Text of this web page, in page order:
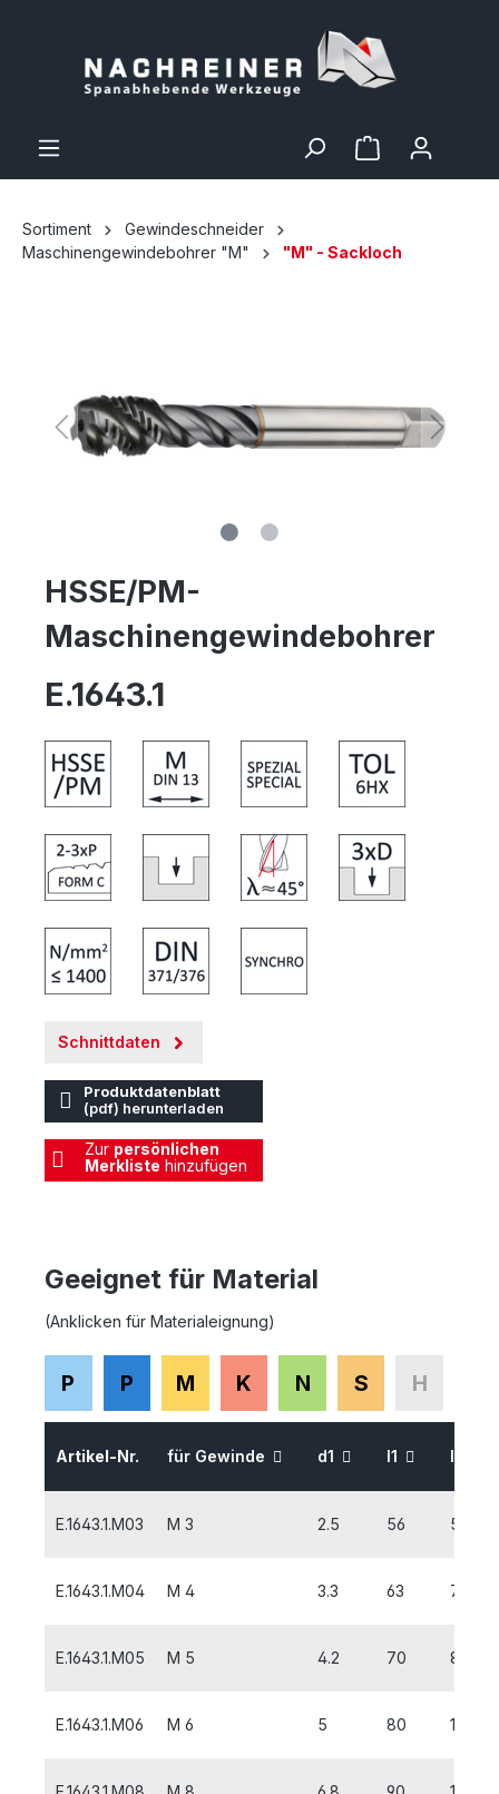
Sortiment
Gewindeschneider
Maschinengewindebohrer "M"
"M" - Sackloch
HSSE/PM-
Maschinengewindebohrer
E.1643.1
Schnittdaten
Produktdatenblatt
(pdf) herunterladen
Zur persönlichen
Merkliste hinzufügen
Geeignet für Material
(Anklicken für Materialeignung)
P P M K N S H
Artikel-Nr. für Gewinde d1 l1 l2
E.1643.1.M03 M 3 2.5 56 5
E.1643.1.M04 M 4 3.3 63 7
E.1643.1.M05 M 5 4.2 70 8
E.1643.1.M06 M 6 5 80 10